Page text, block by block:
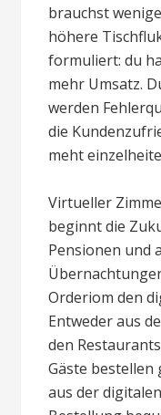
brauchst
höhere
formuliert: du
mehr Umsatz.
werden
die
meht
Virtueller
beginnt die
Pensionen und
Orderiom den
Entweder aus
den
Gäste bestellen
aus der